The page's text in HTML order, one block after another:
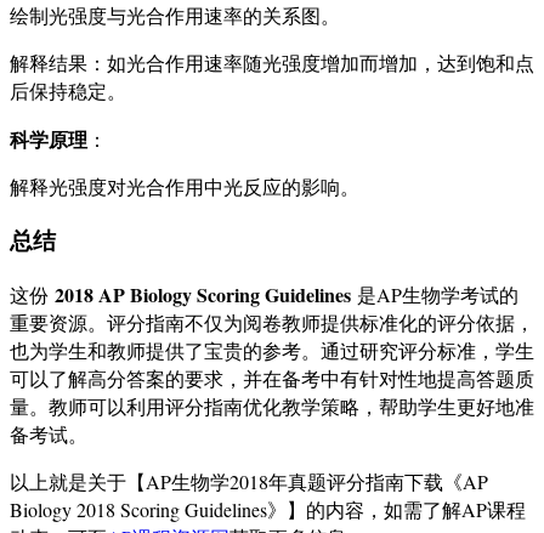
绘制光强度与光合作用速率的关系图。
解释结果：如光合作用速率随光强度增加而增加，达到饱和点
后保持稳定。
科学原理 ：
解释光强度对光合作用中光反应的影响。
总结
这份 2018 AP Biology Scoring Guidelines 是AP生物学考试的
重要资源。评分指南不仅为阅卷教师提供标准化的评分依据，
也为学生和教师提供了宝贵的参考。通过研究评分标准，学生
可以了解高分答案的要求，并在备考中有针对性地提高答题质
量。教师可以利用评分指南优化教学策略，帮助学生更好地准
备考试。
以上就是关于【AP生物学2018年真题评分指南下载《AP
Biology 2018 Scoring Guidelines》】的内容，如需了解AP课程